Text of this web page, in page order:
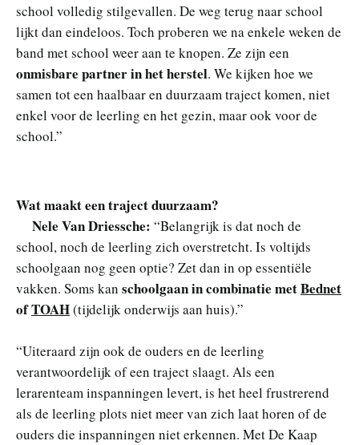
school volledig stilgevallen. De weg terug naar school
lijkt dan eindeloos. Toch proberen we na enkele weken de
band met school weer aan te knopen. Ze zijn een
onmisbare partner in het herstel. We kijken hoe we
samen tot een haalbaar en duurzaam traject komen, niet
enkel voor de leerling en het gezin, maar ook voor de
school.”
Wat maakt een traject duurzaam?
Nele Van Driessche: “Belangrijk is dat noch de
school, noch de leerling zich overstretcht. Is voltijds
schoolgaan nog geen optie? Zet dan in op essentiële
vakken. Soms kan schoolgaan in combinatie metBednet
ofTOAH(tijdelijk onderwijs aan huis).”
“Uiteraard zijn ook de ouders en de leerling
verantwoordelijk of een traject slaagt. Als een
lerarenteam inspanningen levert, is het heel frustrerend
als de leerling plots niet meer van zich laat horen of de
ouders die inspanningen niet erkennen. Met De Kaap